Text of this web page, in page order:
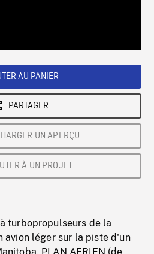
AU PANIER
PARTAGER
UN APERÇU
À UN PROJET
turbopropulseurs de la
avion léger sur la piste d'un